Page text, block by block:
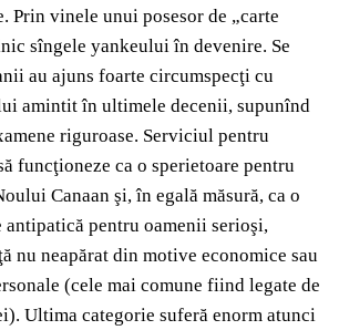
Prin vinele unui posesor de „carte
sîngele yankeului în devenire. Se
au ajuns foarte circumspecţi cu
amintit în ultimele decenii, supunînd
riguroase. Serviciul pentru
funcţioneze ca o sperietoare pentru
Canaan şi, în egală măsură, ca o
pentru oamenii serioşi,
nu neapărat din motive economice sau
(cele mai comune fiind legate de
Ultima categorie suferă enorm atunci